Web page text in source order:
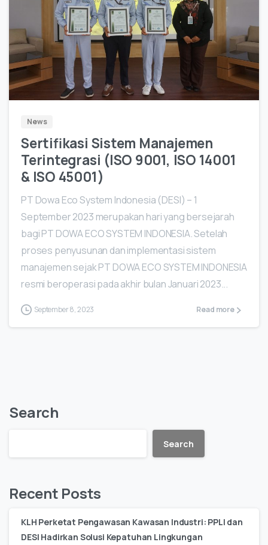
4
News
Sertifikasi Sistem Manajemen
Terintegrasi (ISO 9001, ISO 14001
& ISO 45001)
PT Dowa Eco System Indonesia (DESI) – 1
September 2023 merupakan hari yang bersejarah
bagi PT DOWA ECO SYSTEM INDONESIA. Setelah
proses penyusunan dan implementasi sistem
manajemen sejak PT DOWA ECO SYSTEM INDONESIA
resmi beroperasi pada akhir bulan Januari 2023...
September 8, 2023 Read more
Search
Search
Recent Posts
KLH Perketat Pengawasan Kawasan Industri: PPLI dan
DESI Hadirkan Solusi Kepatuhan Lingkungan